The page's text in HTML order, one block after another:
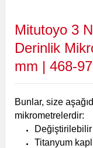
Mitutoyo 3
Derinlik
mm | 468-
Bunlar, size
mikrometrelerdir:
Titanyum